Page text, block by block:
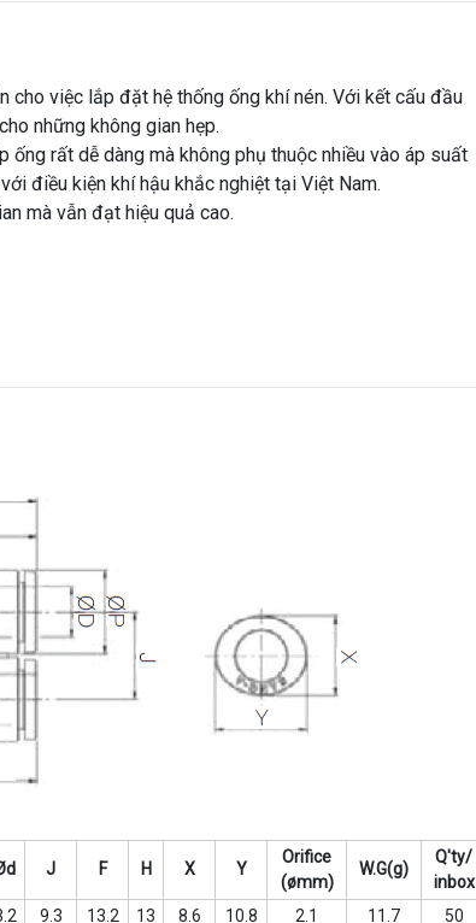
cho việc lắp đặt hệ thống ống khí nén. Với kết cấu đầu
những không gian hẹp.
rất dễ dàng mà không phụ thuộc nhiều vào áp suất
điều kiện khí hậu khắc nghiệt tại Việt Nam.
mà vẫn đạt hiệu quả cao.
J F H X Y
Orifice
(ømm)
W.G(g)
Q'ty/
inbox
9.3 13.2 13 8.6 10.8 2.1 11.7
50